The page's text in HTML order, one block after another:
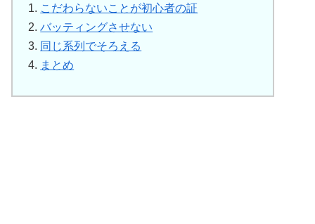
こだわらないことが初心者の証
バッティングさせない
同じ系列でそろえる
まとめ